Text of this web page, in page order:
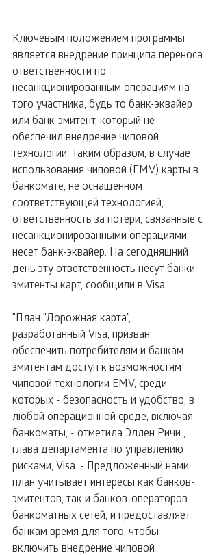
Ключевым положением программы
является внедрение принципа переноса
ответственности по
несанкционированным операциям на
того участника, будь то банк-эквайер
или банк-эмитент, который не
обеспечил внедрение чиповой
технологии. Таким образом, в случае
использования чиповой (EMV) карты в
банкомате, не оснащенном
соответствующей технологией,
ответственность за потери, связанные с
несанкционированными операциями,
несет банк-эквайер. На сегодняшний
день эту ответственность несут банки-
эмитенты карт, сообщили в Visa.
"План "Дорожная карта",
разработанный Visa, призван
обеспечить потребителям и банкам-
эмитентам доступ к возможностям
чиповой технологии EMV, среди
которых - безопасность и удобство, в
любой операционной среде, включая
банкоматы, - отметила Эллен Ричи ,
глава департамента по управлению
рисками, Visa. - Предложенный нами
план учитывает интересы как банков-
эмитентов, так и банков-операторов
банкоматных сетей, и предоставляет
банкам время для того, чтобы
включить внедрение чиповой